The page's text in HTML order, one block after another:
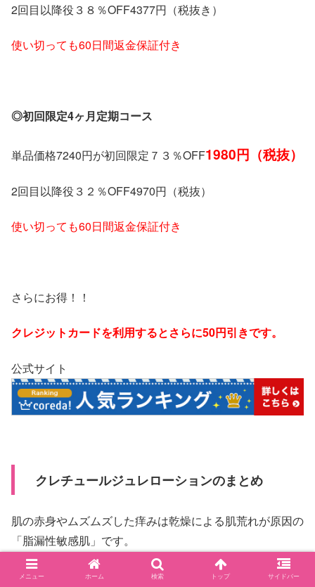
2回目以降役３８％OFF4377円（税抜き）
使い切っても60日間返金保証付き
◎初回限定4ヶ月定期コース
単品価格7240円が初回限定７３％OFF1980円（税抜）
2回目以降役３２％OFF4970円（税抜）
使い切っても60日間返金保証付き
さらにお得！！
クレジットカードを利用するとさらに50円引きです。
公式サイト
クレチュールジュレローションのまとめ
肌の赤身やムズムズした痒みは乾燥による肌荒れが原因の
「脂漏性敏感肌」です。
日本女性の8割が「カサつき」「小さな赤いブツブツ」
メニュー ホーム 検索 トップ サイドバー